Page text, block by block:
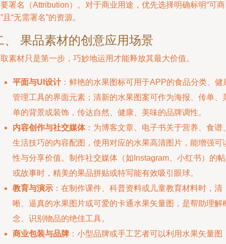
署名（Attribution）。对于商业用途，优先选择明确标明“可商
且“无需署名”的资源。
、 果品素材的创意应用场景
素材只是第一步，巧妙地运用才能释放其最大价值。
平面与UI设计：鲜艳的水果图标可用于APP的食品分类、健
管理工具的界面元素；清新的水果图案可作为海报、传单、
单的背景或装饰，传达自然、健康、美味的品牌调性。
内容创作与社交媒体：为博客文章、电子书关于营养、食谱
生活技巧的内容配图，使用对应的水果高清图片，能增强可
性与分享价值。制作社交媒体（如Instagram、小红书）的
或故事时，精美的果品拼贴或特写能有效吸引眼球。
教育与演示 ：在制作课件、科普资料或儿童教育材料时，清
晰、逼真的水果图片或可爱的卡通水果矢量图，是帮助理解
念、识别物品的绝佳工具。
商业包装与品牌 ：小型品牌或手工艺者可以利用水果矢量图